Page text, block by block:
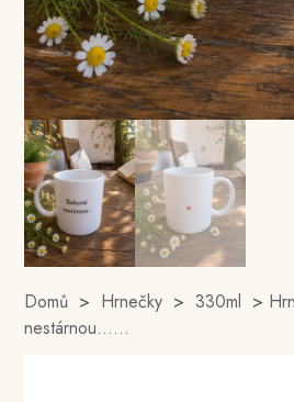
Domů > Hrnečky > 330ml >
nestárnou……